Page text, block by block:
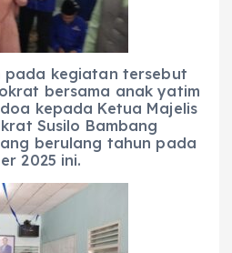
pada kegiatan tersebut
bersama anak yatim
kepada Ketua Majelis
Susilo Bambang
berulang tahun pada
2025 ini.